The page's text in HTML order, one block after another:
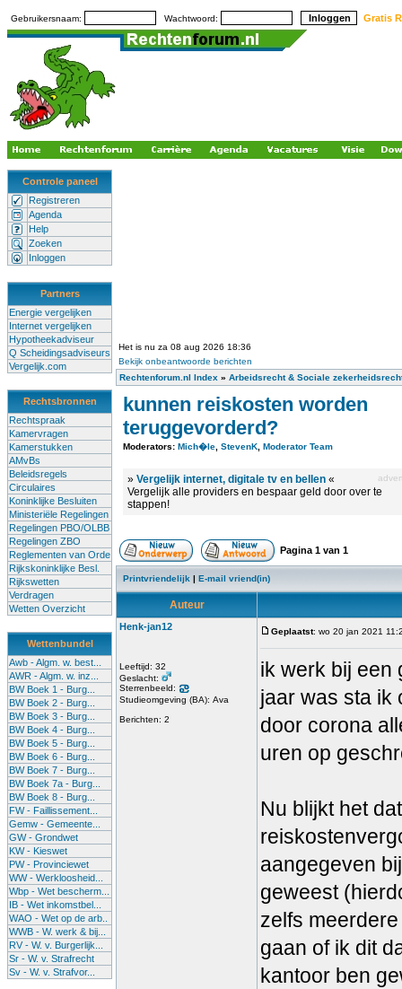
Gebruikersnaam: Wachtwoord: Gratis
Controle paneel
Registreren
Agenda
Help
Zoeken
Inloggen
Partners
Energie vergelijken
Internet vergelijken
Hypotheekadviseur
Q Scheidingsadviseurs
Vergelijk.com
Rechtsbronnen
Rechtspraak
Kamervragen
Kamerstukken
AMvBs
Beleidsregels
Circulaires
Koninklijke Besluiten
Ministeriële Regelingen
Regelingen PBO/OLBB
Regelingen ZBO
Reglementen van Orde
Rijkskoninklijke Besl.
Rijkswetten
Verdragen
Wetten Overzicht
Wettenbundel
Awb - Algm. w. best...
AWR - Algm. w. inz...
BW Boek 1 - Burg...
BW Boek 2 - Burg...
BW Boek 3 - Burg...
BW Boek 4 - Burg...
BW Boek 5 - Burg...
BW Boek 6 - Burg...
BW Boek 7 - Burg...
BW Boek 7a - Burg...
BW Boek 8 - Burg...
FW - Faillissement...
Gemw - Gemeente...
GW - Grondwet
KW - Kieswet
PW - Provinciewet
WW - Werkloosheid...
Wbp - Wet bescherm...
IB - Wet inkomstbel...
WAO - Wet op de arb..
WWB - W. werk & bij...
RV - W. v. Burgerlijk...
Sr - W. v. Strafrecht
Sv - W. v. Strafvor...
Het is nu za 08 aug 2026 18:36
Bekijk onbeantwoorde berichten
Rechtenforum.nl Index » Arbeidsrecht & Sociale
kunnen reiskosten worden
teruggevorderd?
Moderators: Mich�le StevenK Moderator Team
» Vergelijk internet, digitale tv en bellen «
Vergelijk alle providers en bespaar geld door over te
stappen!
Pagina 1 van 1
Printvriendelijk | E-mail vriend(in)
Auteur
Henk-jan12
Leeftijd: 32
Geslacht:
Sterrenbeeld:
Studieomgeving (BA): Ava
Berichten: 2
Geplaatst: wo 20 jan 2021
ik werk bij een
jaar was sta ik
door corona
uren op
Nu blijkt het
aangegeven
geweest
zelfs
gaan of ik dit
kantoor ben